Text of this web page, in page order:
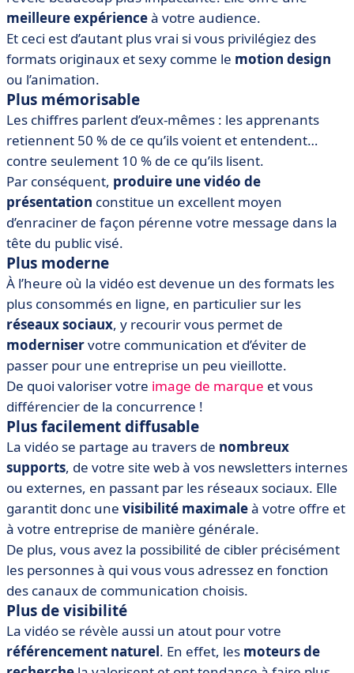
meilleure expérienceà votre audience.
Et ceci est d’autant plus vrai si vous privilégiez des
formats originaux et sexy comme le motion design
ou l’animation.
Plus mémorisable
Les chiffres parlent d’eux-mêmes : les apprenants
retiennent 50 % de ce qu’ils voient et entendent…
contre seulement 10 % de ce qu’ils lisent.
Par conséquent, produire une vidéo de
présentation constitue un excellent moyen
d’enraciner de façon pérenne votre message dans la
tête du public visé.
Plus moderne
À l’heure où la vidéo est devenue un des formats les
plus consommés en ligne, en particulier sur les
réseaux sociaux, y recourir vous permet de
moderniservotre communication et d’éviter de
passer pour une entreprise un peu vieillotte.
De quoi valoriser votre image de marque et vous
différencier de la concurrence !
Plus facilement diffusable
La vidéo se partage au travers de nombreux
supports, de votre site web à vos newsletters internes
ou externes, en passant par les réseaux sociaux. Elle
garantit donc une visibilité maximaleà votre offre et
à votre entreprise de manière générale.
De plus, vous avez la possibilité de cibler précisément
les personnes à qui vous vous adressez en fonction
des canaux de communication choisis.
Plus de visibilité
La vidéo se révèle aussi un atout pour votre
référencement naturel. En effet, les moteurs de